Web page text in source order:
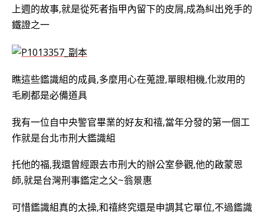
上週的故事,就是從死者指甲內留下的皮屑,成為糾出兇手的
鐵證之一
瞧這些鑑識組的成員,多麼用心在蒐證,單眼相機,化妝用的
毛刷都是必備道具
我有一位自中央警官畢業的好友和禧,當年分發的第一個工
作就是台北市刑大鑑識組
托他的福,我還曾經跟去市刑大的辦公室參觀,他的啟蒙恩
師,就是台灣刑事鑑定之父~翁景惠
可惜鑑識組真的太操,和禧終究還是申調其它單位,不過鑑識